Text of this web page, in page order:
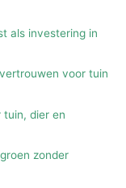
als investering in
voor tuin
tuin, dier en
zonder